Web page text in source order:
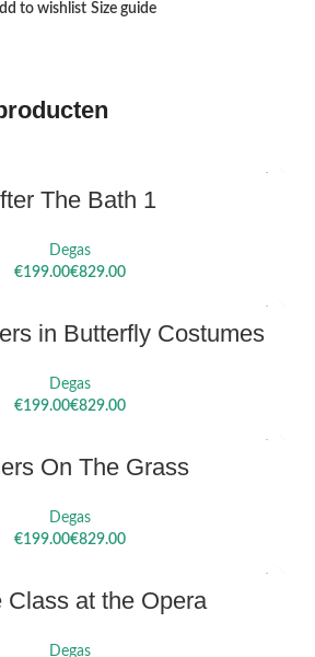
to wishlist Size guide
The Bath 1
Degas
€
€
in Butterfly Costumes
Degas
€
€
On The Grass
Degas
€
€
Class at the Opera
Degas